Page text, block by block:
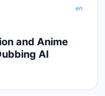
en
and Anime
AI